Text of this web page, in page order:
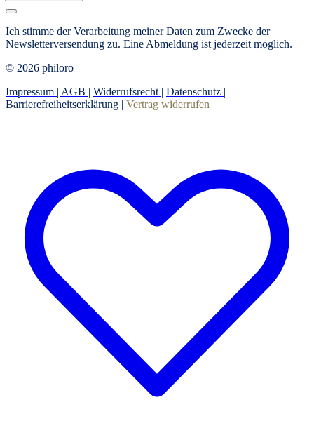
Ich stimme der Verarbeitung meiner Daten zum Zwecke der
Newsletterversendung zu. Eine Abmeldung ist jederzeit möglich.
© 2026 philoro
Impressum | AGB | Widerrufsrecht | Datenschutz |
Barrierefreiheitserklärung | Vertrag widerrufen